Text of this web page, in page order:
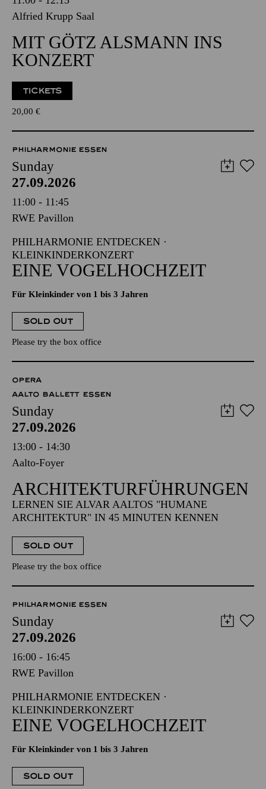
Alfried Krupp Saal
MIT GÖTZ ALSMANN INS
KONZERT
TICKETS
20,00 €
PHILHARMONIE ESSEN
Sunday
27.09.2026
11:00 - 11:45
RWE Pavillon
PHILHARMONIE ENTDECKEN ·
KLEINKINDERKONZERT
EINE VOGELHOCHZEIT
Für Kleinkinder von 1 bis 3 Jahren
SOLD OUT
Please try the box office
OPERA
AALTO BALLETT ESSEN
Sunday
27.09.2026
13:00 - 14:30
Aalto-Foyer
ARCHITEKTUR­FÜHRUNGEN
LERNEN SIE ALVAR AALTOS "HUMANE
ARCHITEKTUR" IN 45 MINUTEN KENNEN
SOLD OUT
Please try the box office
PHILHARMONIE ESSEN
Sunday
27.09.2026
16:00 - 16:45
RWE Pavillon
PHILHARMONIE ENTDECKEN ·
KLEINKINDERKONZERT
EINE VOGELHOCHZEIT
Für Kleinkinder von 1 bis 3 Jahren
SOLD OUT